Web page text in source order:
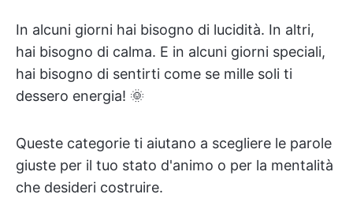
In alcuni giorni hai bisogno di lucidità. In altri,
hai bisogno di calma. E in alcuni giorni speciali,
hai bisogno di sentirti come se mille soli ti
dessero energia! 🌞
Queste categorie ti aiutano a scegliere le parole
giuste per il tuo stato d'animo o per la mentalità
che desideri costruire.